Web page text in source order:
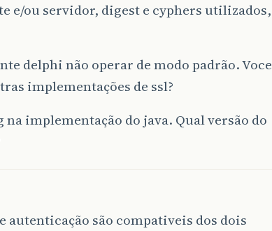
e/ou servidor, digest e cyphers utilizados,
delphi não operar de modo padrão. Voce
implementações de ssl?
na implementação do java. Qual versão do
autenticação são compativeis dos dois